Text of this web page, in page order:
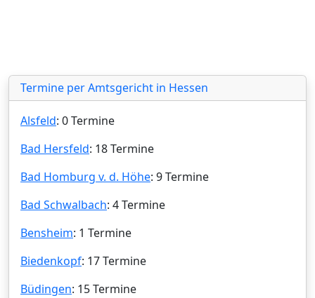
Termine per Amtsgericht in Hessen
Alsfeld: 0 Termine
Bad Hersfeld: 18 Termine
Bad Homburg v. d. Höhe: 9 Termine
Bad Schwalbach: 4 Termine
Bensheim: 1 Termine
Biedenkopf: 17 Termine
Büdingen: 15 Termine